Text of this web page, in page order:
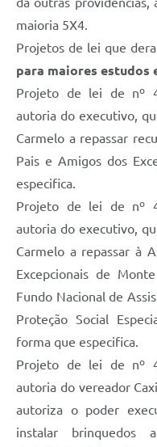
maioria 5X4.
Projetos de lei que
para maiores estudos
Projeto de lei de nº
autoria do executivo,
Carmelo a repassar
Pais e Amigos dos
especifica.
Projeto de lei de nº
autoria do executivo,
Carmelo a repassar à
Excepcionais de
Fundo Nacional de
Proteção Social
forma que especifica.
Projeto de lei de nº
autoria do vereador
autoriza o poder
instalar brinquedos